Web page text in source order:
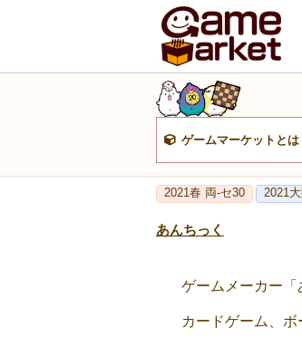
ゲームマーケットとは
2021春 両-セ30 2021
あんちっく
ゲームメーカー「
カードゲーム、